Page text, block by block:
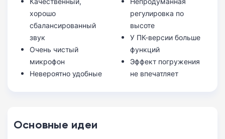
хорошо
сбалансированный
звук
Очень чистый
микрофон
Невероятно удобные
регулировка по
высоте
У ПК-версии больше
функций
Эффект погружения
не впечатляет
Основные идеи